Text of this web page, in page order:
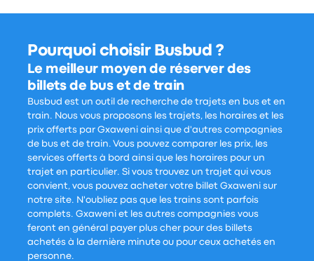
Pourquoi choisir Busbud ?
Le meilleur moyen de réserver des
billets de bus et de train
Busbud est un outil de recherche de trajets en bus et en
train. Nous vous proposons les trajets, les horaires et les
prix offerts par Gxaweni ainsi que d'autres compagnies
de bus et de train. Vous pouvez comparer les prix, les
services offerts à bord ainsi que les horaires pour un
trajet en particulier. Si vous trouvez un trajet qui vous
convient, vous pouvez acheter votre billet Gxaweni sur
notre site. N'oubliez pas que les trains sont parfois
complets. Gxaweni et les autres compagnies vous
feront en général payer plus cher pour des billets
achetés à la dernière minute ou pour ceux achetés en
personne.